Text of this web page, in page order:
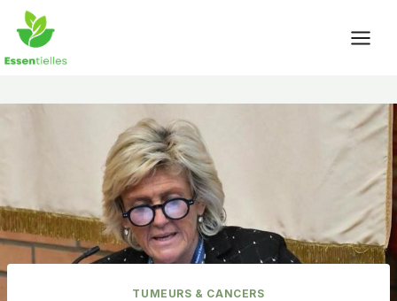
Skip
content
TUMEURS & CANCERS